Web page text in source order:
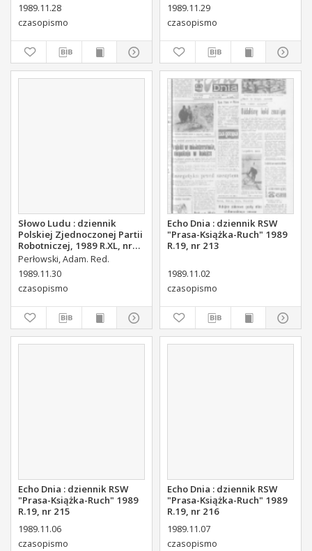
1989.11.28
czasopismo
1989.11.29
czasopismo
Słowo Ludu : dziennik
Polskiej Zjednoczonej Partii
Robotniczej, 1989 R.XL, nr
277
Perłowski, Adam. Red.
1989.11.30
czasopismo
Echo Dnia : dziennik RSW
"Prasa-Książka-Ruch" 1989
R.19, nr 213
1989.11.02
czasopismo
Echo Dnia : dziennik RSW
"Prasa-Książka-Ruch" 1989
R.19, nr 215
1989.11.06
czasopismo
Echo Dnia : dziennik RSW
"Prasa-Książka-Ruch" 1989
R.19, nr 216
1989.11.07
czasopismo